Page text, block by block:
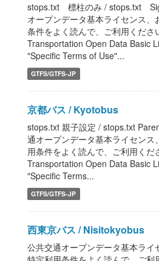
stops.txt 標柱のみ / stops.txt
オープンデータ基本ライセンス、
条件をよく読んで、ご利用くださ
Transportation Open Data Basic
"Specific Terms of Use"...
GTFS/GTFS-JP
京都バス / Kyotobus
stops.txt 親子設定 / stops.txt
通オープンデータ基本ライセンス
用条件をよく読んで、ご利用く
Transportation Open Data Basic
"Specific Terms...
GTFS/GTFS-JP
西東京バス / Nisitokyobus
公共交通オープンデータ基本ライ